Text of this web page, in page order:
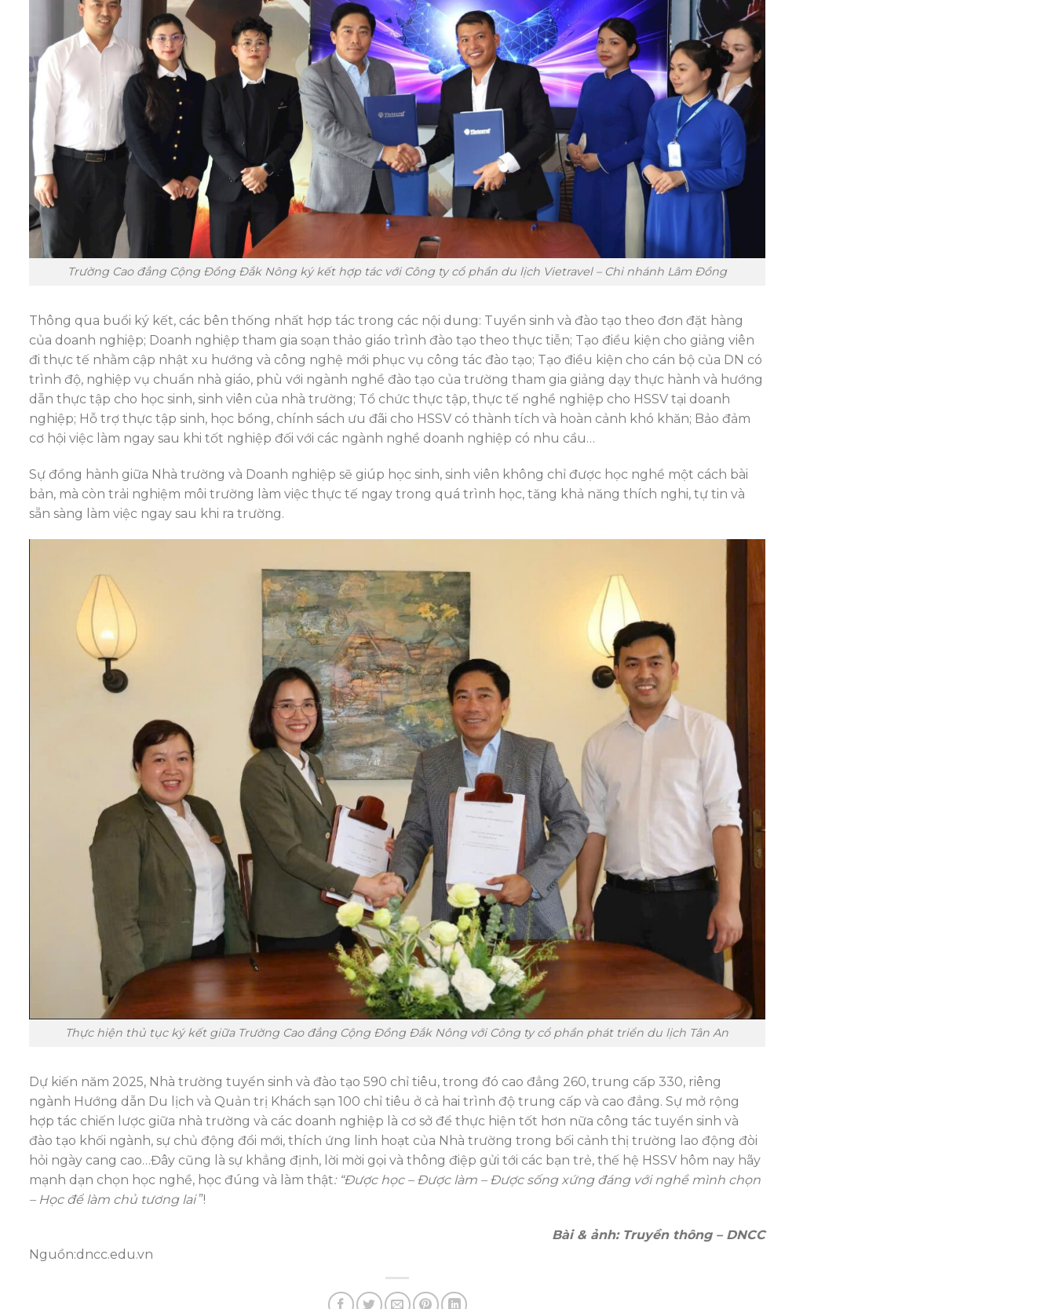
Trường Cao đẳng Cộng Đồng Đắk Nông ký kết hợp tác với Công ty cổ phần du lịch Vietravel – Chi nhánh Lâm Đồng
Thông qua buổi ký kết, các bên thống nhất hợp tác trong các nội dung: Tuyển sinh và đào tạo theo đơn đặt hàng
của doanh nghiệp; Doanh nghiệp tham gia soạn thảo giáo trình đào tạo theo thực tiễn; Tạo điều kiện cho giảng viên
đi thực tế nhằm cập nhật xu hướng và công nghệ mới phục vụ công tác đào tạo; Tạo điều kiện cho cán bộ của DN có
trình độ, nghiệp vụ chuẩn nhà giáo, phù với ngành nghề đào tạo của trường tham gia giảng dạy thực hành và hướng
dẫn thực tập cho học sinh, sinh viên của nhà trường; Tổ chức thực tập, thực tế nghề nghiệp cho HSSV tại doanh
nghiệp; Hỗ trợ thực tập sinh, học bổng, chính sách ưu đãi cho HSSV có thành tích và hoàn cảnh khó khăn; Bảo đảm
cơ hội việc làm ngay sau khi tốt nghiệp đối với các ngành nghề doanh nghiệp có nhu cầu…
Sự đồng hành giữa Nhà trường và Doanh nghiệp sẽ giúp học sinh, sinh viên không chỉ được học nghề một cách bài
bản, mà còn trải nghiệm môi trường làm việc thực tế ngay trong quá trình học, tăng khả năng thích nghi, tự tin và
sẵn sàng làm việc ngay sau khi ra trường.
Thực hiện thủ tục ký kết giữa Trường Cao đẳng Cộng Đồng Đắk Nông với Công ty cổ phần phát triển du lịch Tân An
Dự kiến năm 2025, Nhà trường tuyển sinh và đào tạo 590 chỉ tiêu, trong đó cao đẳng 260, trung cấp 330, riêng
ngành Hướng dẫn Du lịch và Quản trị Khách sạn 100 chỉ tiêu ở cả hai trình độ trung cấp và cao đẳng. Sự mở rộng
hợp tác chiến lược giữa nhà trường và các doanh nghiệp là cơ sở để thực hiện tốt hơn nữa công tác tuyển sinh và
đào tạo khối ngành, sự chủ động đổi mới, thích ứng linh hoạt của Nhà trường trong bối cảnh thị trường lao động đòi
hỏi ngày cang cao…Đây cũng là sự khẳng định, lời mời gọi và thông điệp gửi tới các bạn trẻ, thế hệ HSSV hôm nay hãy
mạnh dạn chọn học nghề, học đúng và làm thật: “Được học – Được làm – Được sống xứng đáng với nghề mình chọn
– Học để làm chủ tương lai”!
Bài & ảnh: Truyền thông – DNCC
Nguồn:dncc.edu.vn